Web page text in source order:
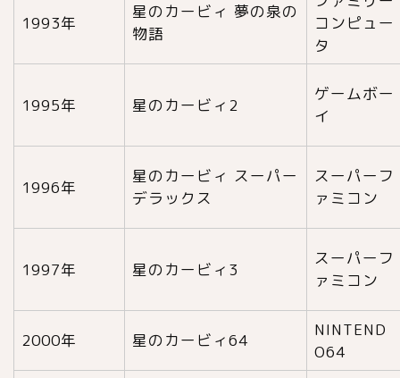
1993年
星のカービィ 夢の泉の
物語
コンピュー
タ
1995年 星のカービィ2
ゲームボー
イ
1996年
星のカービィ スーパー
デラックス
スーパーフ
ァミコン
1997年 星のカービィ3
スーパーフ
ァミコン
2000年 星のカービィ64
NINTEND
O64